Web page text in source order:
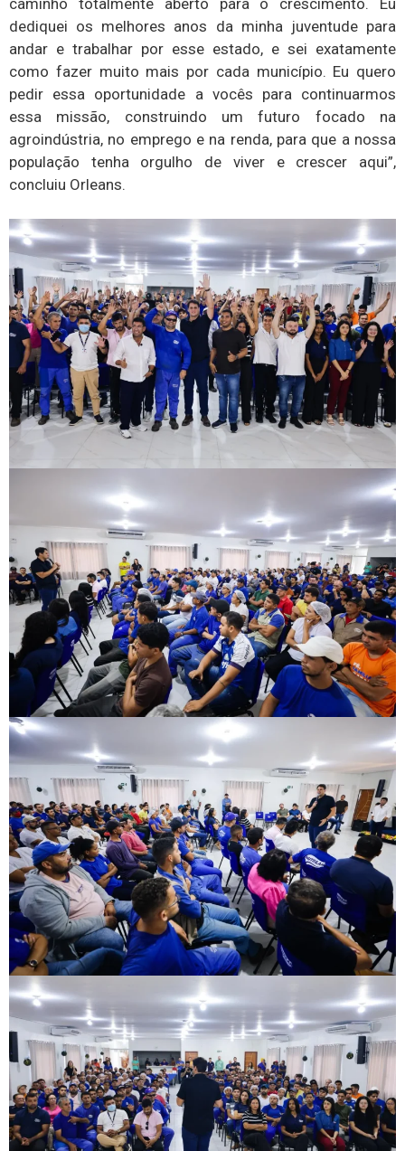
caminho totalmente aberto para o crescimento. Eu
dediquei os melhores anos da minha juventude para
andar e trabalhar por esse estado, e sei exatamente
como fazer muito mais por cada município. Eu quero
pedir essa oportunidade a vocês para continuarmos
essa missão, construindo um futuro focado na
agroindústria, no emprego e na renda, para que a nossa
população tenha orgulho de viver e crescer aqui”,
concluiu Orleans.